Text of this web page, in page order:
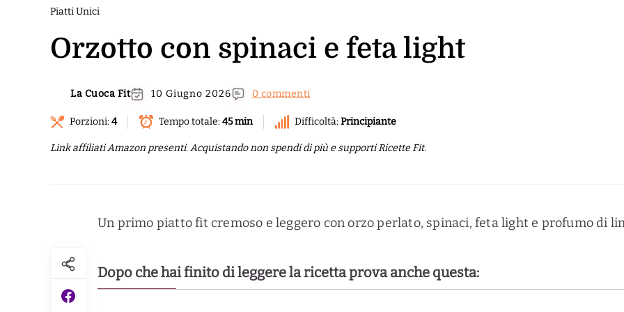
Piatti Unici
Orzotto con spinaci e feta light
La Cuoca Fit 10 Giugno 2026 0 commenti
Porzioni:4 Tempo totale:45 min Difficoltà:Principiante
Link affiliati Amazon presenti. Acquistando non spendi di più e supporti Ricette Fit.
Un primo piatto fit cremoso e leggero con orzo perlato, spinaci, feta light e profumo di
Dopo che hai finito di leggere la ricetta prova anche questa: